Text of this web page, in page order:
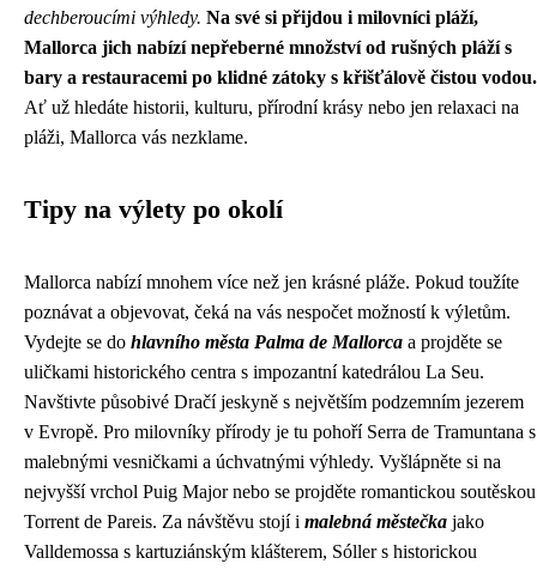
dechberoucími výhledy. Na své si přijdou i milovníci pláží,
Mallorca jich nabízí nepřeberné množství od rušných pláží s
bary a restauracemi po klidné zátoky s křišťálově čistou vodou.
Ať už hledáte historii, kulturu, přírodní krásy nebo jen relaxaci na
pláži, Mallorca vás nezklame.
Tipy na výlety po okolí
Mallorca nabízí mnohem více než jen krásné pláže. Pokud toužíte
poznávat a objevovat, čeká na vás nespočet možností k výletům.
Vydejte se do hlavního města Palma de Mallorca a projděte se
uličkami historického centra s impozantní katedrálou La Seu.
Navštivte působivé Dračí jeskyně s největším podzemním jezerem
v Evropě. Pro milovníky přírody je tu pohoří Serra de Tramuntana s
malebnými vesničkami a úchvatnými výhledy. Vyšlápněte si na
nejvyšší vrchol Puig Major nebo se projděte romantickou soutěskou
Torrent de Pareis. Za návštěvu stojí i malebná městečka jako
Valldemossa s kartuziánským klášterem, Sóller s historickou